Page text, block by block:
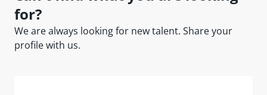
for?
We are always looking for new talent. Share your
profile with us.